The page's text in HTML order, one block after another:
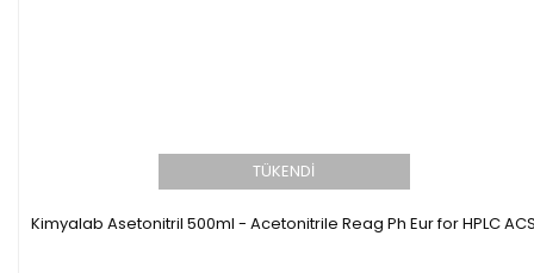
TÜKENDİ
Kimyalab Asetonitril 500ml - Acetonitrile Reag Ph Eur for HPLC